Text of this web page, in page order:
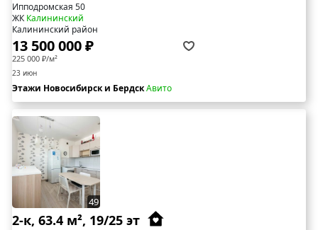
Ипподромская 50
ЖККалининский
Калининский район
13 500 000 ₽
225 000 ₽/м²
23 июн
Этажи Новосибирск и БердскАвито
49
2-к, 63.4 м², 19/25 эт